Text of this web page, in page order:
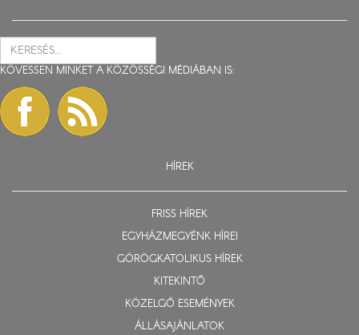
KÖVESSEN MINKET A KÖZÖSSÉGI MÉDIÁBAN IS:
HÍREK
FRISS HÍREK
EGYHÁZMEGYÉNK HÍREI
GÖRÖGKATOLIKUS HÍREK
KITEKINTŐ
KÖZELGŐ ESEMÉNYEK
ÁLLÁSAJÁNLATOK